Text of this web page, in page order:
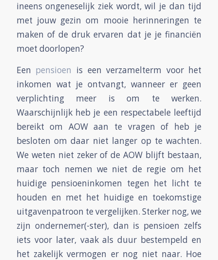
ineens ongeneselijk ziek wordt, wil je dan tijd
met jouw gezin om mooie herinneringen te
maken of de druk ervaren dat je je financiën
moet doorlopen?
Een pensioen is een verzamelterm voor het
inkomen wat je ontvangt, wanneer er geen
verplichting meer is om te werken.
Waarschijnlijk heb je een respectabele leeftijd
bereikt om AOW aan te vragen of heb je
besloten om daar niet langer op te wachten.
We weten niet zeker of de AOW blijft bestaan,
maar toch nemen we niet de regie om het
huidige pensioeninkomen tegen het licht te
houden en met het huidige en toekomstige
uitgavenpatroon te vergelijken. Sterker nog, we
zijn ondernemer(-ster), dan is pensioen zelfs
iets voor later, vaak als duur bestempeld en
het zakelijk vermogen er nog niet naar. Hoe